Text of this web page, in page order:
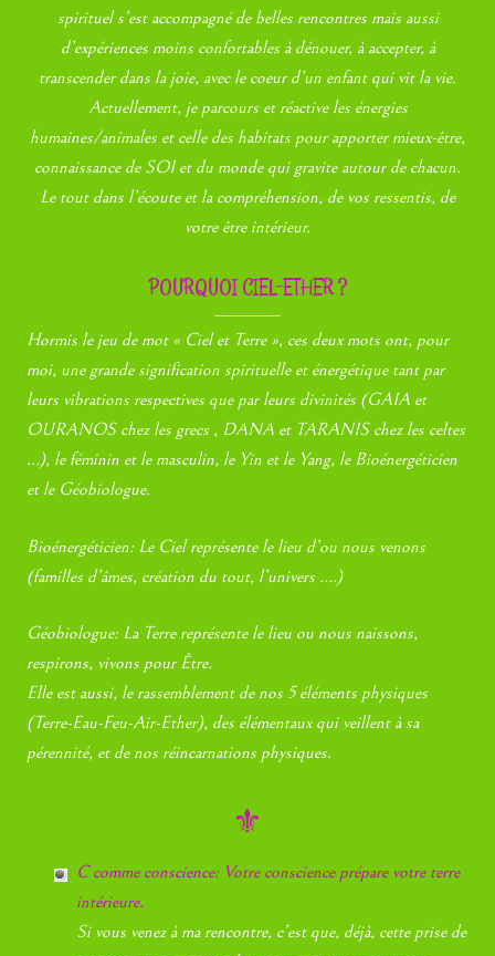
spirituel s’est accompagné de belles rencontres mais aussi
d’expériences moins confortables à dénouer, à accepter, à
transcender dans la joie, avec le coeur d’un enfant qui vit la vie.
Actuellement, je parcours et réactive les énergies
humaines/animales et celle des habitats pour apporter mieux-être,
connaissance de SOI et du monde qui gravite autour de chacun.
Le tout dans l’écoute et la compréhension, de vos ressentis, de
votre être intérieur.
POURQUOI CIEL-ETHER ?
Hormis le jeu de mot « Ciel et Terre », ces deux mots ont, pour
moi, une grande signification spirituelle et énergétique tant par
leurs vibrations respectives que par leurs divinités (GAIA et
OURANOS chez les grecs , DANA et TARANIS chez les celtes
…), le féminin et le masculin, le Yin et le Yang, le Bioénergéticien
et le Géobiologue.
Bioénergéticien: Le Ciel représente le lieu d’ou nous venons
(familles d’âmes, création du tout, l’univers ….)
Géobiologue: La Terre représente le lieu ou nous naissons,
respirons, vivons pour Être.
Elle est aussi, le rassemblement de nos 5 éléments physiques
(Terre-Eau-Feu-Air-Ether), des élémentaux qui veillent à sa
pérennité, et de nos réincarnations physiques.
⚜
C comme conscience: Votre conscience prépare votre terre
intérieure.
Si vous venez à ma rencontre, c’est que, déjà, cette prise de